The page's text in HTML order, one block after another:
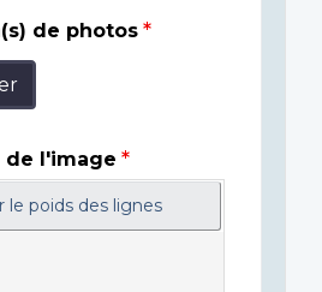
de photos
de l'image
le poids des lignes